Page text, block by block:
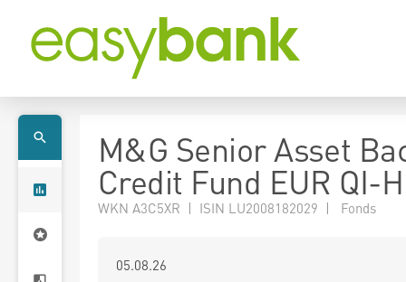
M&G Senior Asset
Credit Fund EUR QI-
WKN A3C5XR | ISIN LU2008182029 | Fonds
05.08.26